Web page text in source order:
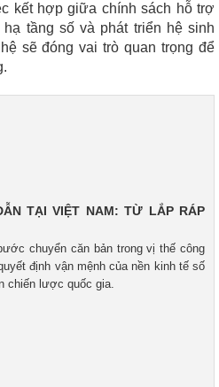
kết hợp giữa chính sách hỗ trợ
tầng số và phát triển hệ sinh
sẽ đóng vai trò quan trọng để
TẠI VIỆT NAM: TỪ LẮP RÁP
chuyển căn bản trong vị thế công
định vận mệnh của nền kinh tế số
chiến lược quốc gia.